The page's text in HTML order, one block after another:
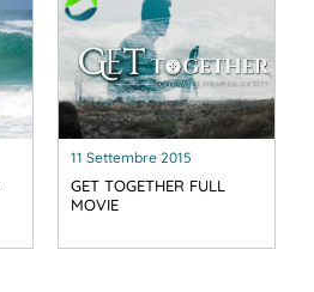
11 Settembre 2015
GET TOGETHER FULL
MOVIE